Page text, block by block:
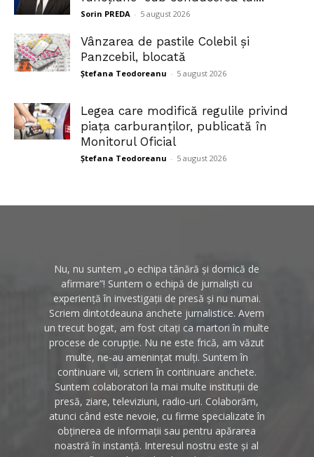
Sorin PREDA - 5 august 2026
Vânzarea de pastile Colebil și
Panzcebil, blocată
Ștefana Teodoreanu - 5 august 2026
Legea care modifică regulile privind
piața carburanților, publicată în
Monitorul Oficial
Ștefana Teodoreanu - 5 august 2026
Nu, nu suntem „o echipa tânără și dornică de
afirmare”! Suntem o echipă de jurnaliști cu
experiență în investigații de presă și nu numai.
Scriem dintotdeauna anchete jurnalistice. Avem
un trecut bogat, am fost citați ca martori în multe
procese de corupție. Nu ne este frică, am văzut
multe, ne-au amenințat mulți. Suntem în
continuare vii, scriem în continuare anchete.
Suntem colaboratori la mai multe instituții de
presă, ziare, televiziuni, radio-uri. Colaborăm,
atunci când este nevoie, cu firme specializate în
obținerea de informații sau pentru apărarea
noastră în instanță. Interesul nostru este și al